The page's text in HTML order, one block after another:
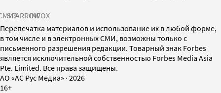
SPARROWINFOX
Перепечатка материалов и использование их в любой форме,
в том числе и в электронных СМИ, возможны только с
письменного разрешения редакции. Товарный знак Forbes
является исключительной собственностью Forbes Media Asia
Pte. Limited. Все права защищены.
AO «АС Рус Медиа» · 2026
16+